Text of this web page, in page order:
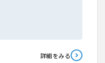
詳細をみる